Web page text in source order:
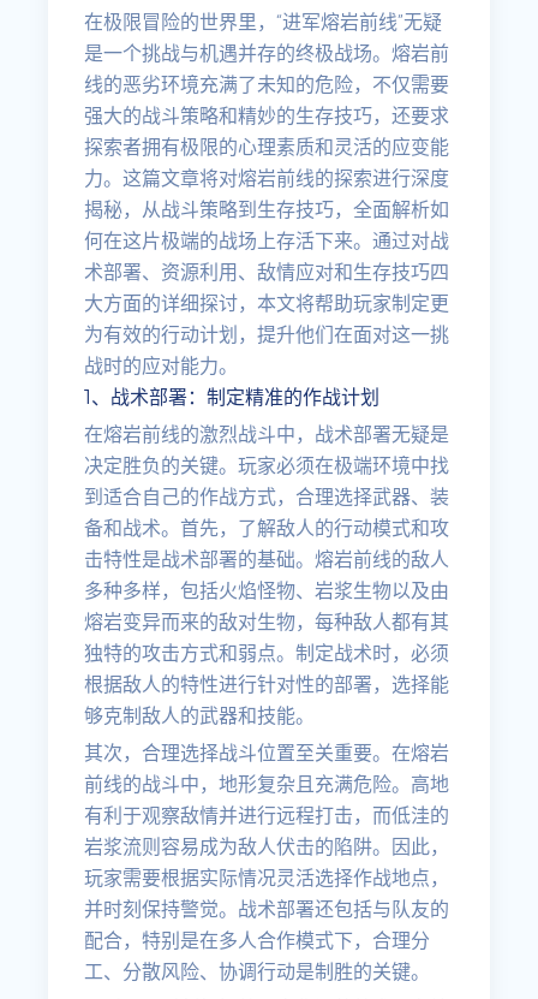
在极限冒险的世界里，“进军熔岩前线”无疑
是一个挑战与机遇并存的终极战场。熔岩前
线的恶劣环境充满了未知的危险，不仅需要
强大的战斗策略和精妙的生存技巧，还要求
探索者拥有极限的心理素质和灵活的应变能
力。这篇文章将对熔岩前线的探索进行深度
揭秘，从战斗策略到生存技巧，全面解析如
何在这片极端的战场上存活下来。通过对战
术部署、资源利用、敌情应对和生存技巧四
大方面的详细探讨，本文将帮助玩家制定更
为有效的行动计划，提升他们在面对这一挑
战时的应对能力。
1、战术部署：制定精准的作战计划
在熔岩前线的激烈战斗中，战术部署无疑是
决定胜负的关键。玩家必须在极端环境中找
到适合自己的作战方式，合理选择武器、装
备和战术。首先，了解敌人的行动模式和攻
击特性是战术部署的基础。熔岩前线的敌人
多种多样，包括火焰怪物、岩浆生物以及由
熔岩变异而来的敌对生物，每种敌人都有其
独特的攻击方式和弱点。制定战术时，必须
根据敌人的特性进行针对性的部署，选择能
够克制敌人的武器和技能。
其次，合理选择战斗位置至关重要。在熔岩
前线的战斗中，地形复杂且充满危险。高地
有利于观察敌情并进行远程打击，而低洼的
岩浆流则容易成为敌人伏击的陷阱。因此，
玩家需要根据实际情况灵活选择作战地点，
并时刻保持警觉。战术部署还包括与队友的
配合，特别是在多人合作模式下，合理分
工、分散风险、协调行动是制胜的关键。